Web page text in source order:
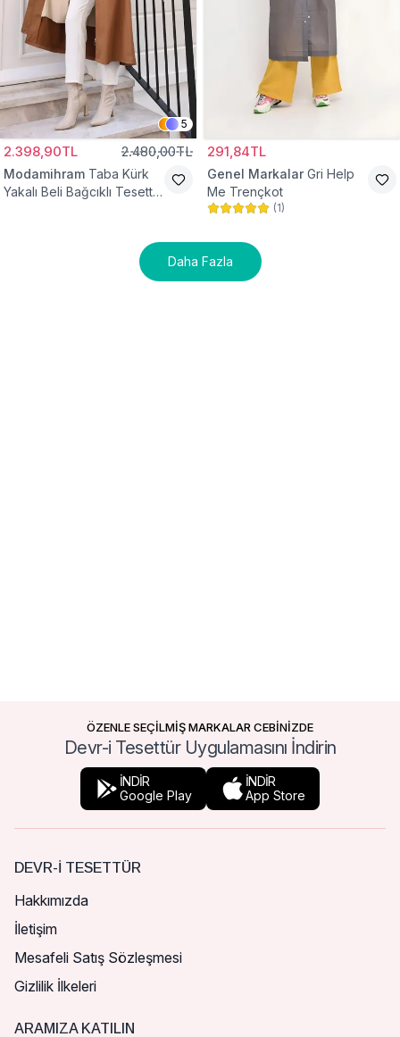
5
2.398,90TL 2.480,00TL
Modamihram Taba Kürk
Yakalı Beli Bağcıklı Tesettür
291,84TL
Genel Markalar Gri Help
Me Trençkot
(1)
Daha Fazla
ÖZENLE SEÇİLMİŞ MARKALAR CEBİNİZDE
Devr-i Tesettür Uygulamasını İndirin
İNDİR
Google Play
İNDİR
App Store
DEVR-I TESETTÜR
Hakkımızda
İletişim
Mesafeli Satış Sözleşmesi
Gizlilik İlkeleri
ARAMIZA KATILIN